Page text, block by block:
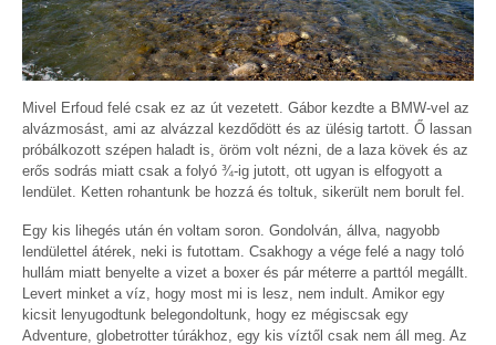
Mivel Erfoud felé csak ez az út vezetett. Gábor kezdte a BMW-vel az
alvázmosást, ami az alvázzal kezdődött és az ülésig tartott. Ő lassan
próbálkozott szépen haladt is, öröm volt nézni, de a laza kövek és az
erős sodrás miatt csak a folyó ¾-ig jutott, ott ugyan is elfogyott a
lendület. Ketten rohantunk be hozzá és toltuk, sikerült nem borult fel.
Egy kis lihegés után én voltam soron. Gondolván, állva, nagyobb
lendülettel átérek, neki is futottam. Csakhogy a vége felé a nagy toló
hullám miatt benyelte a vizet a boxer és pár méterre a parttól megállt.
Levert minket a víz, hogy most mi is lesz, nem indult. Amikor egy
kicsit lenyugodtunk belegondoltunk, hogy ez mégiscsak egy
Adventure, globetrotter túrákhoz, egy kis víztől csak nem áll meg. Az